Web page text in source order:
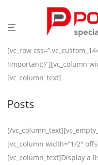
[vc_row
!important;}”][vc_column
[vc_column_text]
Posts
[/
[vc_column width=”1/2″
[vc_column_text]Display a